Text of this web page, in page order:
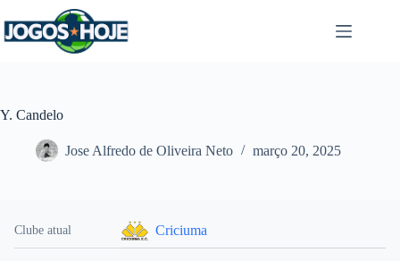
para
o
Y. Candelo
Jose Alfredo de Oliveira Neto março 20, 2025
Clube atual Criciuma